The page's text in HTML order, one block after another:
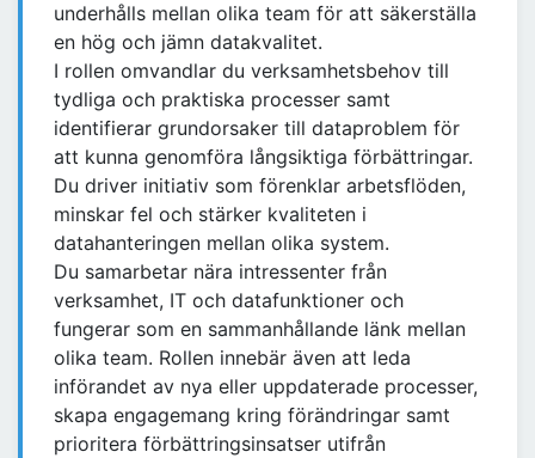
underhålls mellan olika team för att säkerställa
en hög och jämn datakvalitet.
I rollen omvandlar du verksamhetsbehov till
tydliga och praktiska processer samt
identifierar grundorsaker till dataproblem för
att kunna genomföra långsiktiga förbättringar.
Du driver initiativ som förenklar arbetsflöden,
minskar fel och stärker kvaliteten i
datahanteringen mellan olika system.
Du samarbetar nära intressenter från
verksamhet, IT och datafunktioner och
fungerar som en sammanhållande länk mellan
olika team. Rollen innebär även att leda
införandet av nya eller uppdaterade processer,
skapa engagemang kring förändringar samt
prioritera förbättringsinsatser utifrån